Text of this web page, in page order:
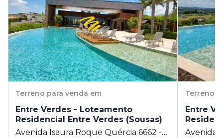
Terreno para venda em
Entre Verdes - Loteamento
Residencial Entre Verdes (Sousas)
Avenida Isaura Roque Quércia 6662 -
Terreno
Entre
Avenida